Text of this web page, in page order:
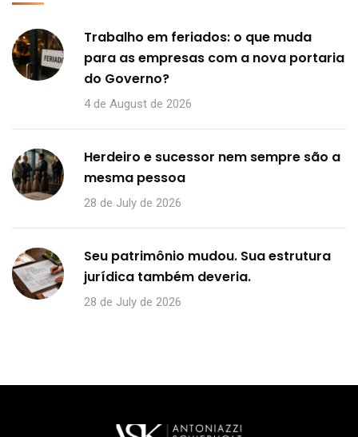
Trabalho em feriados: o que muda
para as empresas com a nova portaria
do Governo?
4 de August de 2026
Herdeiro e sucessor nem sempre são a
mesma pessoa
28 de July de 2026
Seu patrimônio mudou. Sua estrutura
jurídica também deveria.
28 de July de 2026